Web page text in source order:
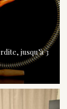
jusqu’à 3